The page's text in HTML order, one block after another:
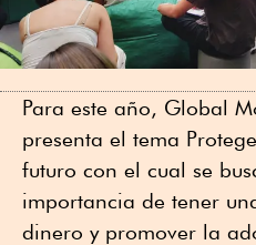
Para este año, Global
presenta el tema
futuro con el cual se
importancia de tener
dinero y promover la